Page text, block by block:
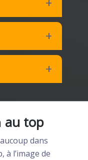
au top
dans
à l’image de